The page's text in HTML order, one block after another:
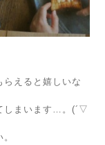
らえると嬉しいな
しまいます…。(´▽
。